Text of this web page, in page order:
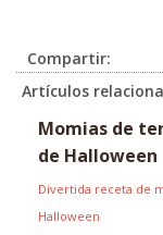
Compartir:
Artículos
Momias de
de Halloween
Divertida receta de
Halloween